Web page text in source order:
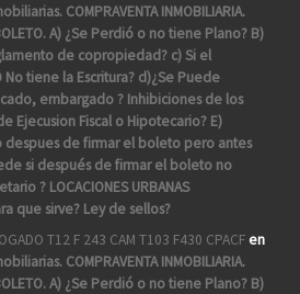
COMPRAVENTA INMOBILIARIA.
A) ¿Se Perdió o no tiene Plano? B)
de copropiedad? c) Si el
No tiene la Escritura? d)¿Se Puede
embargado ? Inhibiciones de los
Ejecusion Fiscal o Hipotecario? E)
de firmar el boleto pero antes
si después de firmar el boleto no
? LOCACIONES URBANAS
que sirve? Ley de sellos?
T12 F 243 CAM T103 F430 CPACFen
COMPRAVENTA INMOBILIARIA.
A) ¿Se Perdió o no tiene Plano? B)